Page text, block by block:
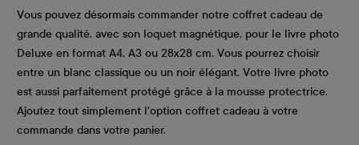
Vous pouvez désormais commander notre coffret cadeau de
grande qualité, avec son loquet magnétique, pour le livre photo
Deluxe en format A4, A3 ou 28x28 cm. Vous pourrez choisir
entre un blanc classique ou un noir élégant. Votre livre photo
est aussi parfaitement protégé grâce à la mousse protectrice.
Ajoutez tout simplement l'option coffret cadeau à votre
commande dans votre panier.